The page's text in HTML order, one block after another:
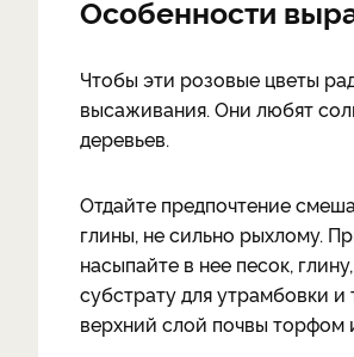
Особенности
Чтобы эти розовые цветы
высаживания. Они любят
деревьев.
Отдайте предпочтение
глины, не сильно рыхлому.
насыпайте в нее песок,
субстрату для утрамбовки
верхний слой почвы торфом